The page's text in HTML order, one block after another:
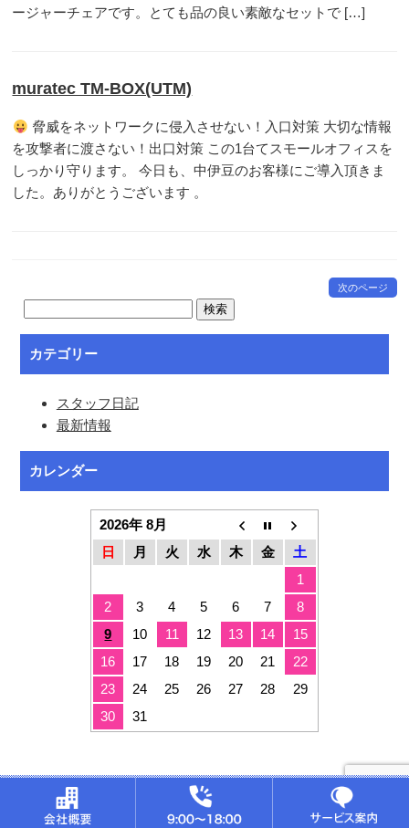
ージャーチェアです。とても品の良い素敵なセットで […]
muratec TM-BOX(UTM)
脅威をネットワークに侵入させない！入口対策 大切な情報
を攻撃者に渡さない！出口対策 この1台てスモールオフィスを
しっかり守ります。 今日も、中伊豆のお客様にご導入頂きま
した。ありがとうございます 。
次のページ
カテゴリー
スタッフ日記
最新情報
カレンダー
2026年 8月
日
月 火 水 木 金
土
1
2
3 4 5 6 7
8
9
10 11 12 13 14
15
16
17 18 19 20 21
22
23
24 25 26 27 28
29
30
31